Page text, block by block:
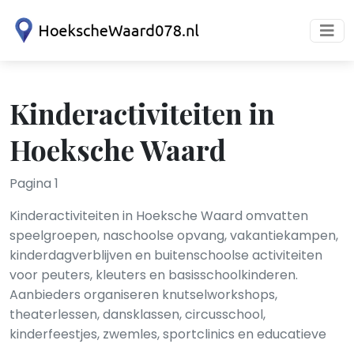
Kinderactiviteiten in
Hoeksche Waard
Pagina 1
Kinderactiviteiten in Hoeksche Waard omvatten
speelgroepen, naschoolse opvang, vakantiekampen,
kinderdagverblijven en buitenschoolse activiteiten
voor peuters, kleuters en basisschoolkinderen.
Aanbieders organiseren knutselworkshops,
theaterlessen, dansklassen, circusschool,
kinderfeestjes, zwemles, sportclinics en educatieve